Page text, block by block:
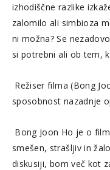
izhodiščne razlike
zalomilo ali simbioza
ni možna? Se
si potrebni ali ob tem,
Režiser filma (Bong
sposobnost nazadnje
Bong Joon Ho je o
smešen, strašljiv in
diskusiji, bom več kot